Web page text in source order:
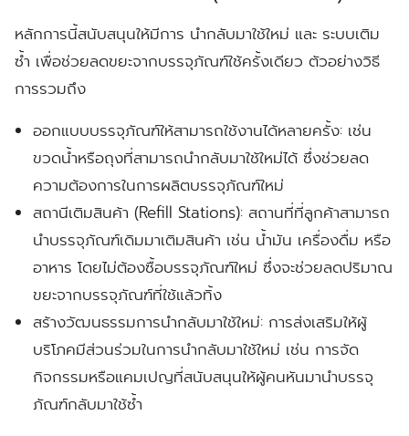
หลักการนี้สนับสนุนให้มีการ นำกลับมาใช้ใหม่ และ ระบบเติม
ซ้ำ เพื่อช่วยลดขยะจากบรรจุภัณฑ์ใช้ครั้งเดียว ตัวอย่างวิธี
การรวมถึง
ออกแบบบรรจุภัณฑ์ให้สามารถใช้งานได้หลายครั้ง: เช่น
ขวดน้ำหรือถุงที่สามารถนำกลับมาใช้ใหม่ได้ ซึ่งช่วยลด
ความต้องการในการผลิตบรรจุภัณฑ์ใหม่
สถานีเติมสินค้า (Refill Stations): สถานที่ที่ลูกค้าสามารถ
นำบรรจุภัณฑ์เดิมมาเติมสินค้า เช่น น้ำมัน เครื่องดื่ม หรือ
อาหาร โดยไม่ต้องซื้อบรรจุภัณฑ์ใหม่ ซึ่งจะช่วยลดปริมาณ
ขยะจากบรรจุภัณฑ์ที่ใช้แล้วทิ้ง
สร้างวัฒนธรรมการนำกลับมาใช้ใหม่: การส่งเสริมให้ผู้
บริโภคมีส่วนร่วมในการนำกลับมาใช้ใหม่ เช่น การจัด
กิจกรรมหรือแคมเปญที่สนับสนุนให้ผู้คนหันมานำบรรจุ
ภัณฑ์กลับมาใช้ซ้ำ